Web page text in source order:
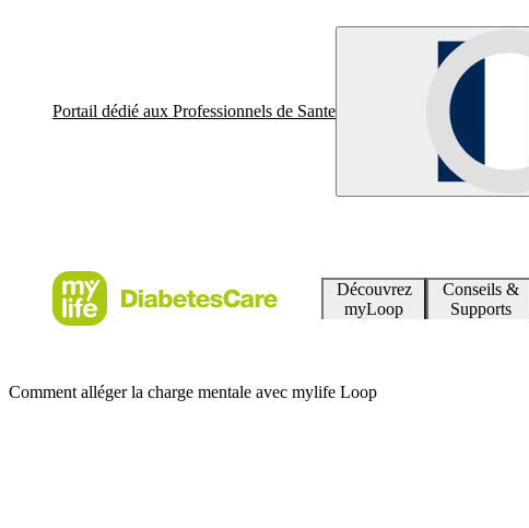
Portail dédié aux Professionnels de Sante
Découvrez
myLoop
Conseils &
Supports
Comment alléger la charge mentale avec mylife Loop